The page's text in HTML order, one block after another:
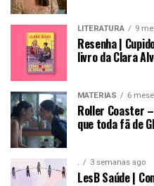
LITERATURA 9
Resenha |
livro da Clara
MATÉRIAS 6
Roller Coaster
que toda fã de
. 3 semanas ago
LesB Saúde |